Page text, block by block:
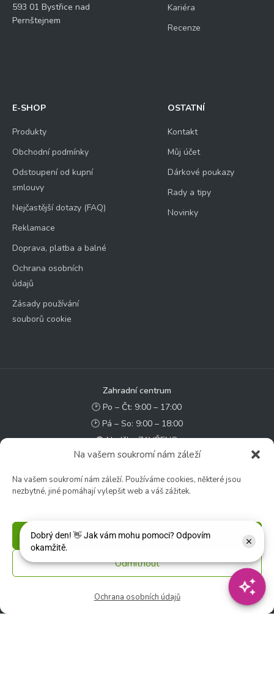
Na vašem soukromí nám záleží
Na vašem soukromí nám záleží. Používáme cookies, některé jsou
nezbytné, jiné pomáhají vylepšit web a váš zážitek.
Příjmout
Odmítnout
Ochrana osobních údajů
593 01 Bystřice nad
Pernštejnem
Kariéra
Recenze
E-SHOP
Produkty
Obchodní podmínky
Odstoupení od kupní
smlouvy
Nejčastější dotazy (FAQ)
Reklamace
Doprava, platba a balné
Ochrana osobních
údajů
Zásady používání
souborů cookie
OSTATNÍ
Kontakt
Můj účet
Dárkové poukazy
Rady a tipy
Novinky
Zahradní centrum
🕑 Po – Čt: 9:00 – 17:00
🕑 Pá – So: 9:00 – 18:00
🚫 Neděle: ZAVŘENO
🕑 Ut – Pá: 9:00 - 12:00 │ 13:00 - 17:00
Sledujte nás: